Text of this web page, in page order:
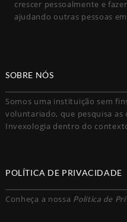
crescer pessoalmente e
ajudando outras pessoas
SOBRE NÓS
Somos uma instituição sem
voluntariado, que pesquisa as
Invexologia dentro do
POLÍTICA DE PRIVACIDADE
Conheça a nossa Política de